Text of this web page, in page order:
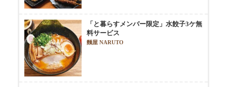
「と暮らすメンバー限定」水餃子3ケ無
料サービス
麵屋 NARUTO